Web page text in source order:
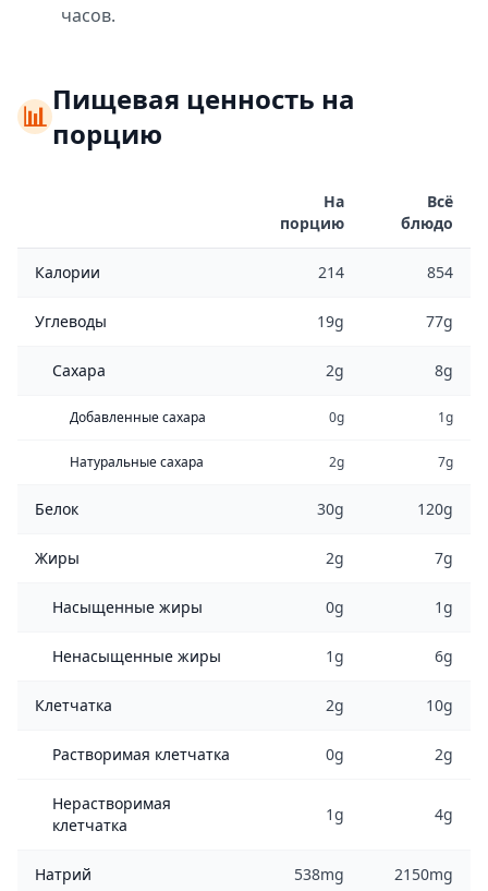
часов.
📊Пищевая ценность на
порцию
На
порцию
Всё
блюдо
Калории 214 854
Углеводы 19g 77g
Сахара 2g 8g
Добавленные сахара 0g 1g
Натуральные сахара 2g 7g
Белок 30g 120g
Жиры 2g 7g
Насыщенные жиры 0g 1g
Ненасыщенные жиры 1g 6g
Клетчатка 2g 10g
Растворимая клетчатка 0g 2g
Нерастворимая
клетчатка
1g 4g
Натрий 538mg 2150mg